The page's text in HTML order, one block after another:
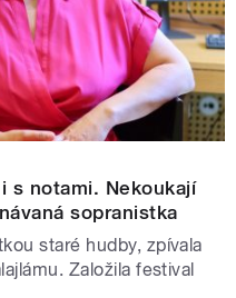
s notami. Nekoukají
sopranistka
staré hudby, zpívala
Založila festival